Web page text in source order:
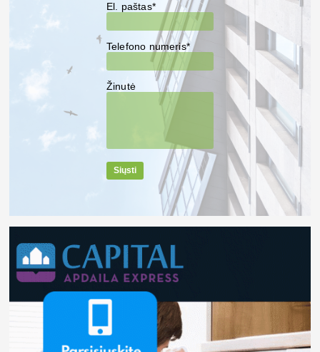
El. paštas*
Telefono numeris*
Žinutė
Siųsti